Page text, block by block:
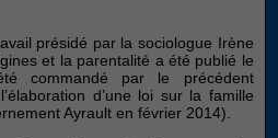
présidé par la sociologue Irène
et la parentalité a été publié le
commandé par le précédent
d’une loi sur la famille
Ayrault en février 2014).